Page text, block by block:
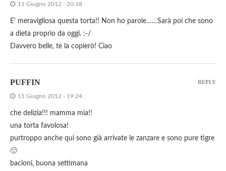
11 Giugno 2012 - 20:18
E' meravigliosa questa torta!! Non ho parole……Sarà poi che sono
a dieta proprio da oggi. :-/
Davvero belle, te la copierò! Ciao
PUFFIN
11 Giugno 2012 - 19:24
che delizia!!! mamma mia!!
una torta favolosa!
purtroppo anche qui sono già arrivate le zanzare e sono pure tigre
🙁
bacioni, buona settimana
REPLY